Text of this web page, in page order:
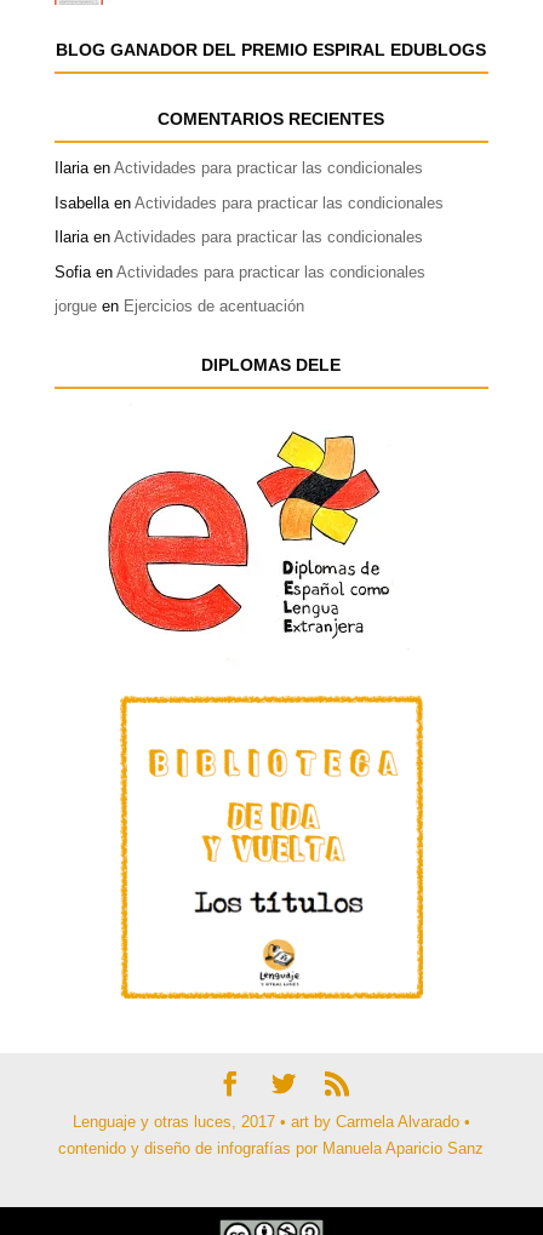
BLOG GANADOR DEL PREMIO ESPIRAL EDUBLOGS
COMENTARIOS RECIENTES
Ilariaen Actividades para practicar las condicionales
Isabellaen Actividades para practicar las condicionales
Ilariaen Actividades para practicar las condicionales
Sofiaen Actividades para practicar las condicionales
jorgueen Ejercicios de acentuación
DIPLOMAS DELE
Lenguaje y otras luces, 2017 • art by Carmela Alvarado •
contenido y diseño de infografías por Manuela Aparicio Sanz